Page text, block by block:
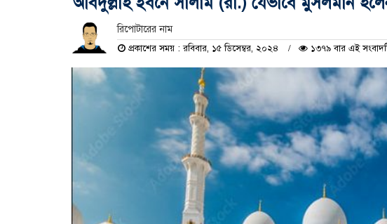
রিপোটারের নাম
প্রকাশের সময় : রবিবার, ১৫ ডিসেম্বর, ২০২৪ ১৩৭৯ বার এই